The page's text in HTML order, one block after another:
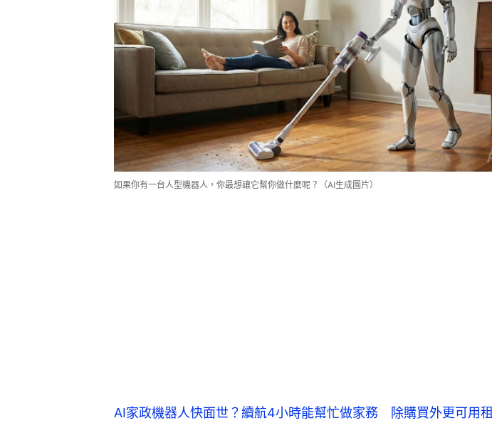
如果你有一台人型機器人，你最想讓它幫你做什麼呢？（AI生成圖片）
AI家政機器人快面世？續航4小時能幫忙做家務 除購買外更可用租